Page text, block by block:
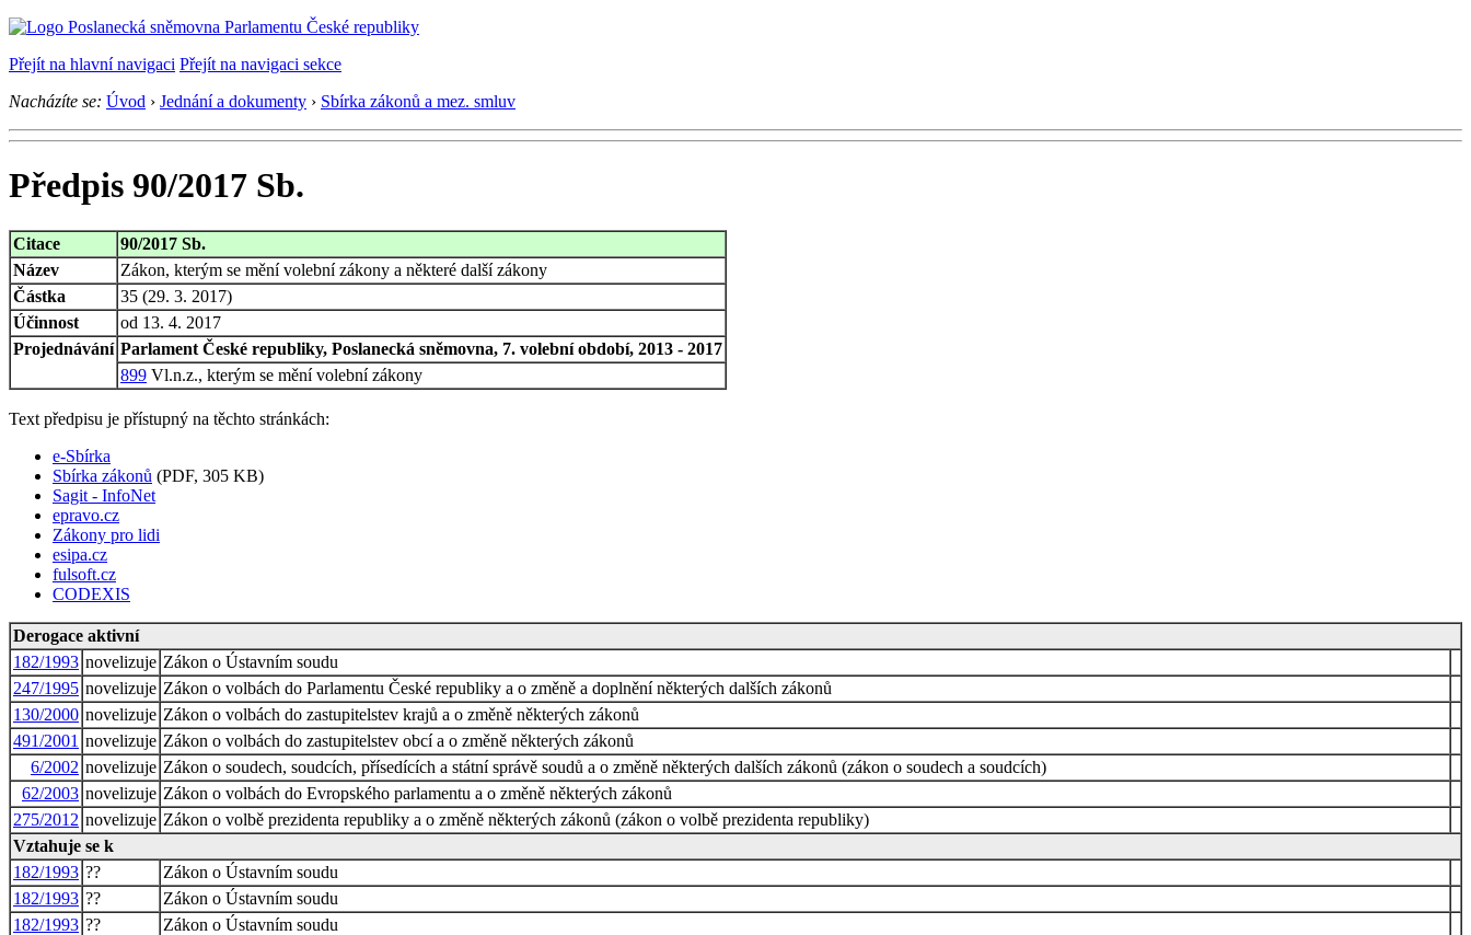
Přejít na hlavní navigaci Přejít na navigaci sekce
Nacházíte se: Úvod › Jednání a dokumenty › Sbírka zákonů a mez. smluv
Předpis 90/2017 Sb.
Citace
90/2017 Sb.
Název
Zákon, kterým se mění volební zákony a některé další zákony
Částka
35 (29. 3. 2017)
Účinnost
od 13. 4. 2017
Projednávání Parlament České republiky, Poslanecká sněmovna, 7. volební období, 2013 - 2017
899 Vl.n.z., kterým se mění volební zákony
Text předpisu je přístupný na těchto stránkách:
e-Sbírka
Sbírka zákonů (PDF, 305 KB)
Sagit - InfoNet
epravo.cz
Zákony pro lidi
esipa.cz
fulsoft.cz
CODEXIS
Derogace aktivní
182/1993 novelizuje Zákon o Ústavním soudu
247/1995 novelizuje Zákon o volbách do Parlamentu České republiky a o změně a doplnění některých dalších zákonů
130/2000 novelizuje Zákon o volbách do zastupitelstev krajů a o změně některých zákonů
491/2001 novelizuje Zákon o volbách do zastupitelstev obcí a o změně některých zákonů
6/2002 novelizuje Zákon o soudech, soudcích, přísedících a státní správě soudů a o změně některých dalších zákonů (zákon o soudech a soudcích)
62/2003 novelizuje Zákon o volbách do Evropského parlamentu a o změně některých zákonů
275/2012 novelizuje Zákon o volbě prezidenta republiky a o změně některých zákonů (zákon o volbě prezidenta republiky)
Vztahuje se k
182/1993 ??
Zákon o Ústavním soudu
182/1993 ??
Zákon o Ústavním soudu
182/1993 ??
Zákon o Ústavním soudu